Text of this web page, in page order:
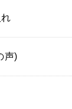
声)